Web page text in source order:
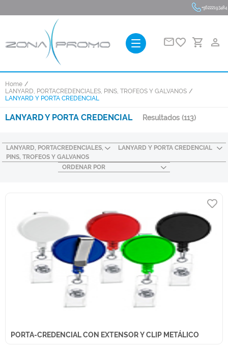
+56222193484
favorite_border person_outline
Home
LANYARD, PORTACREDENCIALES, PINS, TROFEOS Y GALVANOS
LANYARD Y PORTA CREDENCIAL
LANYARD Y PORTA CREDENCIAL Resultados (113)
LANYARD, PORTACREDENCIALES,
PINS, TROFEOS Y GALVANOS
LANYARD Y PORTA CREDENCIAL
ORDENAR POR
PORTA-CREDENCIAL CON EXTENSOR Y CLIP METÁLICO